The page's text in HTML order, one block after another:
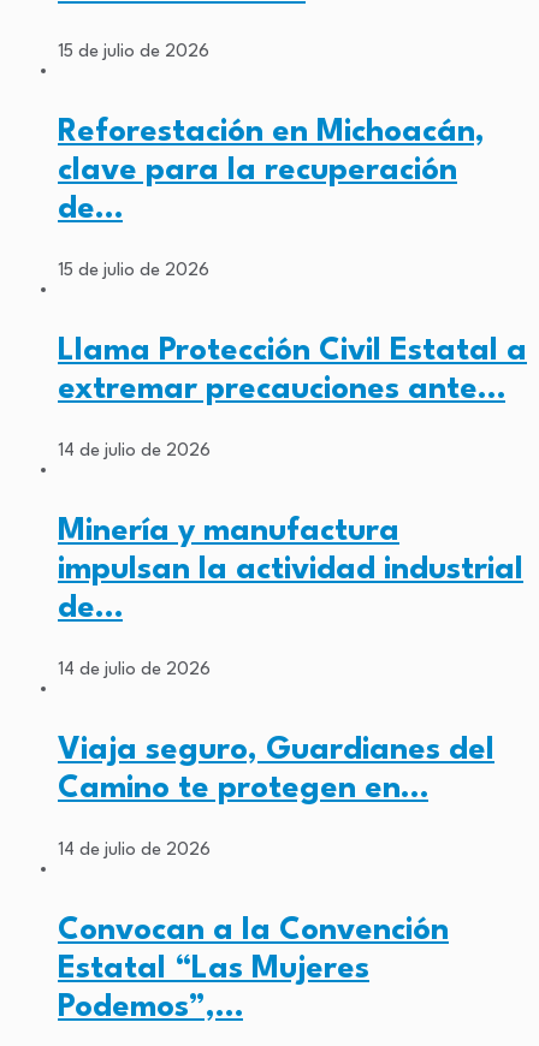
15 de julio de 2026
Reforestación en Michoacán,
clave para la recuperación
de…
15 de julio de 2026
Llama Protección Civil Estatal a
extremar precauciones ante…
14 de julio de 2026
Minería y manufactura
impulsan la actividad industrial
de…
14 de julio de 2026
Viaja seguro, Guardianes del
Camino te protegen en…
14 de julio de 2026
Convocan a la Convención
Estatal “Las Mujeres
Podemos”,…